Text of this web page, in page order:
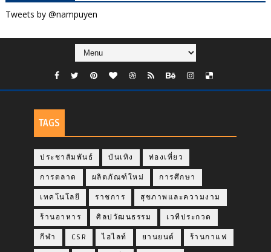
Tweets by @nampuyen
TAGS
ประชาสัมพันธ์ บันเทิง ท่องเที่ยว
การตลาด ผลิตภัณฑ์ใหม่ การศึกษา
เทคโนโลยี ราชการ สุขภาพและความงาม
ร้านอาหาร ศิลปวัฒนธรรม เวทีประกวด
กีฬา CSR ไฮไลท์ ยานยนต์ ร้านกาแฟ